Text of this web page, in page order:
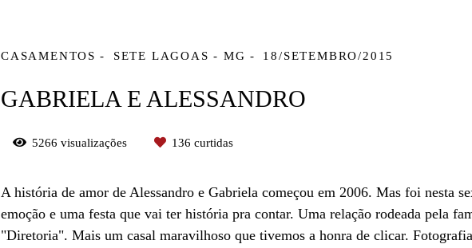
CASAMENTOS SETE LAGOAS - MG 18/SETEMBRO/2015
GABRIELA E ALESSANDRO
5266 visualizações 136 curtidas
A história de amor de Alessandro e Gabriela começou em 2006. Mas foi nesta
emoção e uma festa que vai ter história pra contar. Uma relação rodeada pela
"Diretoria". Mais um casal maravilhoso que tivemos a honra de clicar.